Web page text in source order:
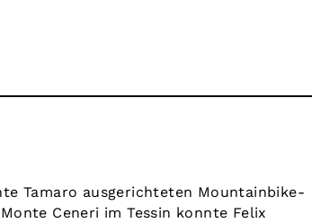
Tamaro ausgerichteten Mountainbike-
Ceneri im Tessin konnte Felix